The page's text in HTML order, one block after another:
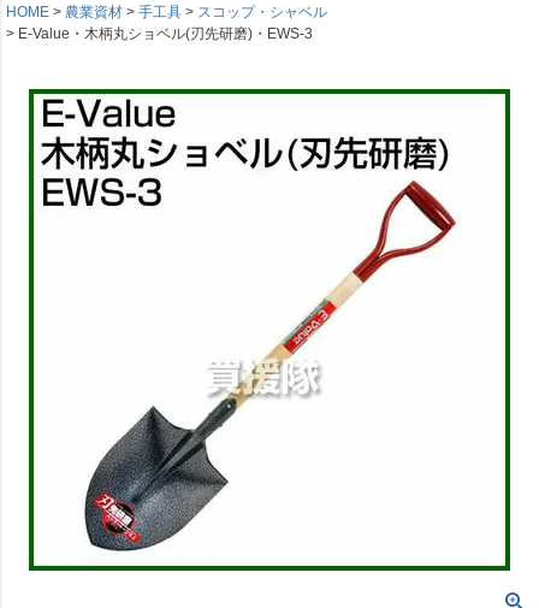
HOME
農業資材 手工具
スコップ・シャベル
E-Value・木柄丸ショベル(刃先研磨)・EWS-3